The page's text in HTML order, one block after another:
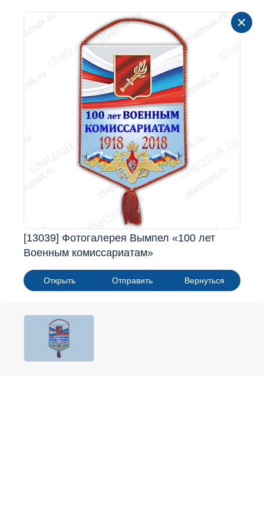
[13039] Фотогалерея Вымпел «100 лет
Военным комиссариатам»
Открыть Отправить Вернуться